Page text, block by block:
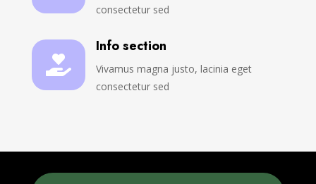
consectetur sed

Info section
Vivamus magna justo, lacinia eget
consectetur sed